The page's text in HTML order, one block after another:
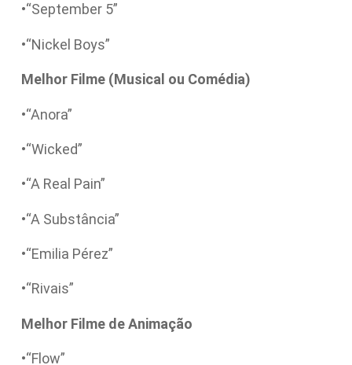
•“September 5”
•“Nickel Boys”
Melhor Filme (Musical ou Comédia)
•“Anora”
•“Wicked”
•“A Real Pain”
•“A Substância”
•“Emilia Pérez”
•“Rivais”
Melhor Filme de Animação
•“Flow”